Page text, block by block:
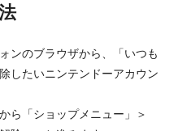
ンのブラウザから、「いつも
したいニンテンドーアカウン
ら「ショップメニュー」＞